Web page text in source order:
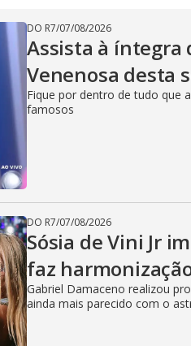
DO R7/07/08/2026
Assista à íntegra
Venenosa desta
Fique por dentro de tudo que
famosos
DO R7/07/08/2026
Sósia de Vini Jr
faz
Gabriel Damaceno realizou
ainda mais parecido com o